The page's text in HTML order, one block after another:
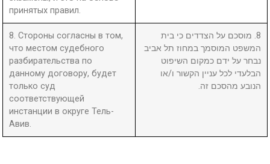
принятых правил.
8. Стороны согласны в том,
что местом судебного
разбирательства по
данному договору, будет
только суд
соответствующей
инстанции в округе Тель-
Авив.
8. מוסכם על הצדדים כי בית
המשפט המוסמך במחוז תל אביב
נבחר על ידם כמקום השיפוט
הבלעדי לכל עניין הקשור ו/או
הנובע מהסכם זה.